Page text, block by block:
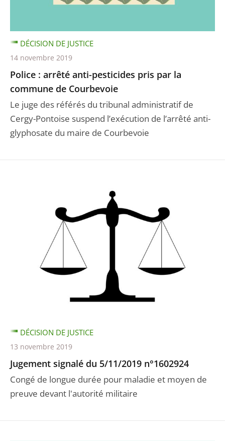
Police : arrêté anti-pesticides pris par la
commune de Courbevoie
Le juge des référés du tribunal administratif de
Cergy-Pontoise suspend l’exécution de l’arrêté anti-
glyphosate du maire de Courbevoie
DÉCISION DE JUSTICE
14 novembre 2019
Jugement signalé du 5/11/2019 n°1602924
Congé de longue durée pour maladie et moyen de
preuve devant l'autorité militaire
DÉCISION DE JUSTICE
13 novembre 2019